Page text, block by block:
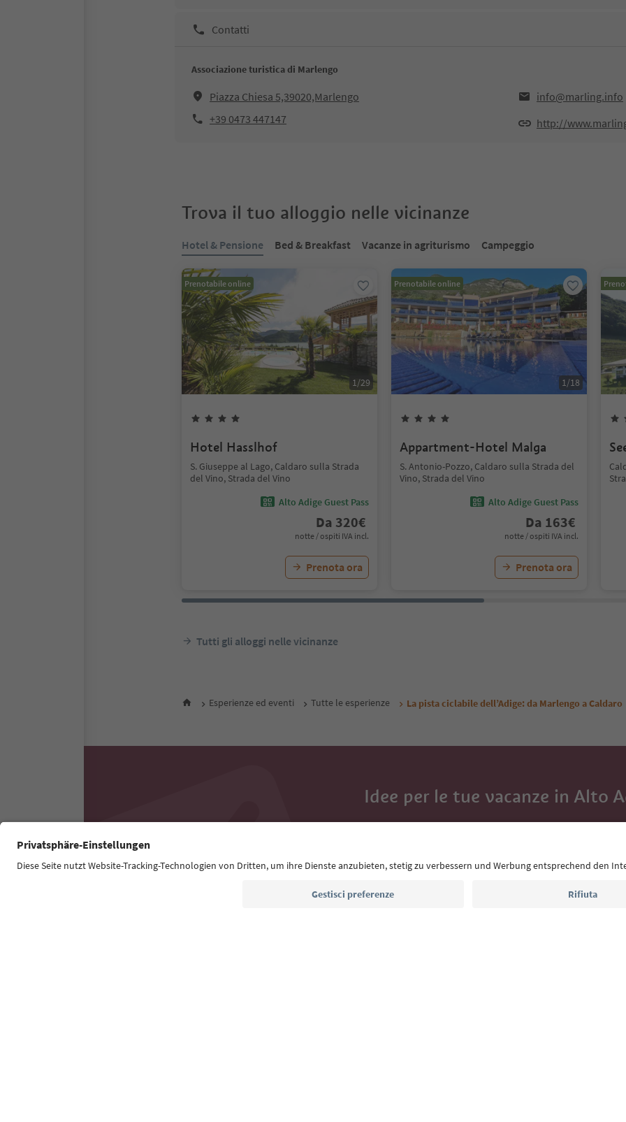
Contatti
Associazione turistica di Marlengo
Piazza Chiesa 5,39020,Marlengo
info@marling.info
+39 0473 447147
http://
Trova il tuo alloggio nelle vicinanze
Hotel & Pensione Bed & Breakfast Vacanze in agriturismo Campeggio
Prenotabile online
1/29
Hotel Hasslhof
S. Giuseppe al Lago, Caldaro sulla Strada
del Vino, Strada del Vino
Alto Adige Guest Pass
Da 320€
notte / ospiti IVA incl.
Prenota ora
Prenotabile online
1/18
Appartment-Hotel Malga
S. Antonio-Pozzo, Caldaro sulla Strada del
Vino, Strada del Vino
Alto Adige Guest Pass
Da 163€
notte / ospiti IVA incl.
Prenota ora
Tutti gli alloggi nelle vicinanze
Esperienze ed eventi Tutte le esperienze La pista ciclabile dell’Adige: da Marlengo a Caldaro
Idee per le tue vacanze in Alto
Con la newsletter dell’Alto Adige ricevi consigli per
Indirizzo e-mail*